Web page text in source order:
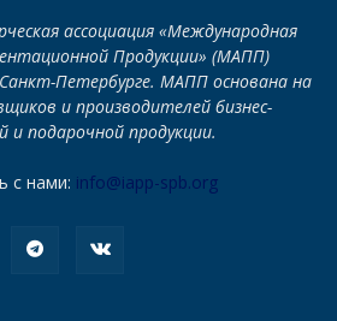
ассоциация «Международная
Продукции» (МАПП)
Петербурге. МАПП основана на
и производителей бизнес-
и подарочной продукции.
с нами: info@iapp-spb.org